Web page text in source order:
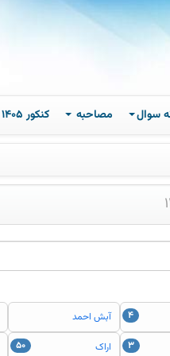
سوال مصاحبه کنکور 1405
۴ آبش احمد
۳ اراک ۵۰